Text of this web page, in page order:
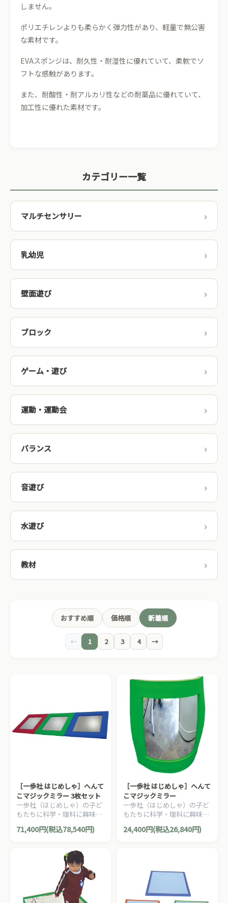
しません。
ポリエチレンよりも柔らかく弾力性があり、軽量で無公害
な素材です。
EVAスポンジは、耐久性・耐湿性に優れていて、柔軟でソ
フトな感触があります。
また、耐酸性・耐アルカリ性などの耐薬品に優れていて、
加工性に優れた素材です。
カテゴリー一覧
マルチセンサリー
乳幼児
壁面遊び
ブロック
ゲーム・遊び
運動・運動会
バランス
音遊び
水遊び
教材
おすすめ順 価格順 新着順
← 1 2 3 4 →
［一歩社 はじめしゃ］へんて
こマジックミラー 3枚セット
一歩社（はじめしゃ）の子ど
もたちに科学・理科に興味を
やレンズ。曲げてへんてこに
71,400円(税込78,540円)
［一歩社 はじめしゃ］へんて
こマジックミラー
一歩社（はじめしゃ）の子ど
もたちに科学・理科に興味を
やレンズ。曲げてへんてこに
24,400円(税込26,840円)